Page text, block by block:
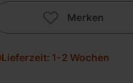
Merken
Lieferzeit: 1-2 Wochen